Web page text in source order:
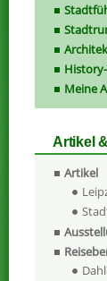
Meine
Artikel
Artikel